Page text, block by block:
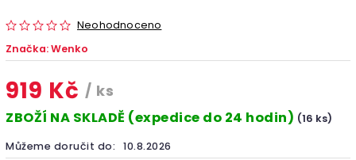
Neohodnoceno
Značka:Wenko
919 Kč / ks
ZBOŽÍ NA SKLADĚ (expedice do 24 hodin) (16 ks)
Můžeme doručit do: 10.8.2026